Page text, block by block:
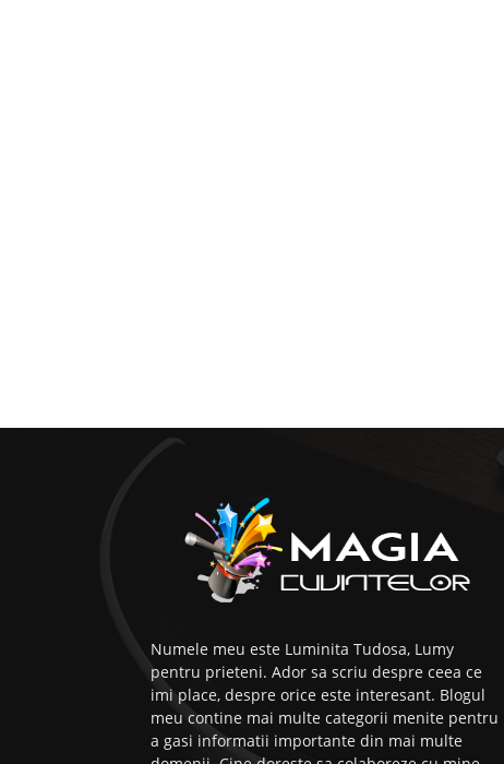
Numele meu este Luminita Tudosa, Lumy
pentru prieteni. Ador sa scriu despre ceea ce
imi place, despre orice este interesant. Blogul
meu contine mai multe categorii menite pentru
a gasi informatii importante din mai multe